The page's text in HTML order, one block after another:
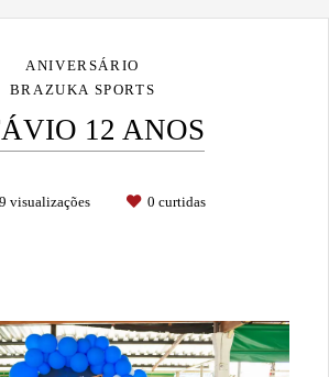
ANIVERSÁRIO
BRAZUKA SPORTS
12 ANOS
visualizações 0 curtidas